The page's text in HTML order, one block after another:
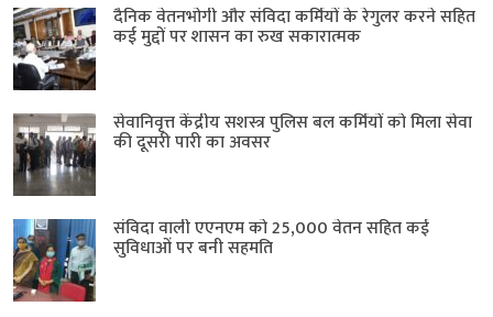
दैनिक वेतनभोगी और संविदा कर्मियों के रेगुलर करने सहित
कई मुद्दों पर शासन का रुख सकारात्मक
सेवानिवृत्त केंद्रीय सशस्त्र पुलिस बल ​कर्मियों को मिला सेवा
की दूसरी पारी का अवसर
संविदा वाली एएनएम को 25,000 वेतन सहित कई
सुविधाओं पर बनी सहमति